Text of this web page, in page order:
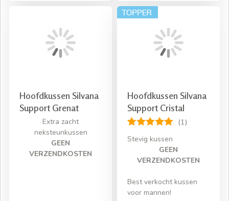
Hoofdkussen Silvana
Support Grenat
Extra zacht
neksteunkussen
GEEN
VERZENDKOSTEN
Hoofdkussen Silvana
Support Cristal
(1)
Stevig kussen
GEEN
VERZENDKOSTEN
Best verkocht kussen
voor mannen!